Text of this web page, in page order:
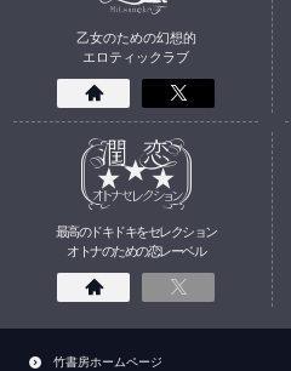
乙女のための幻想的
エロティックラブ
最高のドキドキをセレクション
オトナのための恋レーベル
竹書房ホームページ